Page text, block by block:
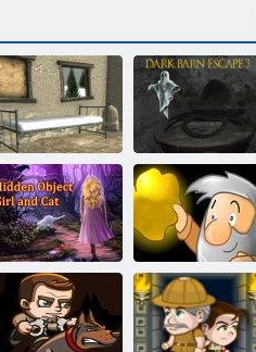
Побег из
зимней избы
Побег из
темного амбара
3
Поиск
предметов:
Девочка и кот
Золотоискатель